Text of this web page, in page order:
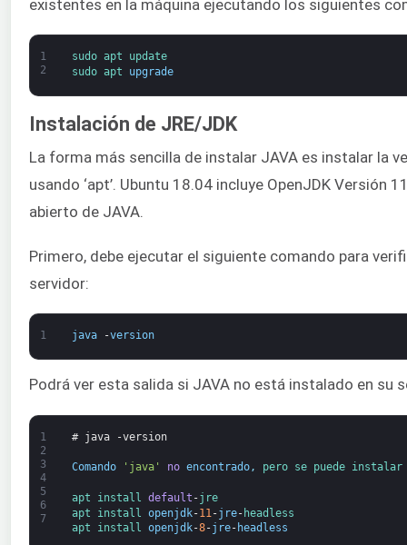
existentes en la máquina ejecutando los siguientes
1
2
sudo apt
update
sudo apt upgrade
Instalación de JRE/JDK
La forma más sencilla de instalar JAVA es instalar la
usando ‘apt’. Ubuntu 18.04 incluye OpenJDK Versión
abierto de JAVA.
Primero, debe ejecutar el siguiente comando para
servidor:
1 java -version
Podrá ver esta salida si JAVA no está instalado en su
1
2
3
4
5
6
7
# java -version
Comando 'java' no encontrado, pero se puede
apt install default -jre
apt
install openjdk-11 -jre- headless
apt
install openjdk-8-jre- headless